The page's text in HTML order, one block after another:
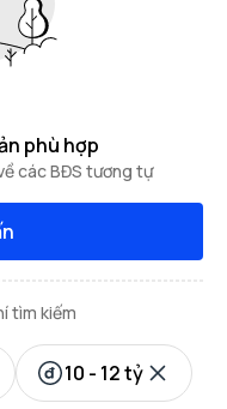
phù hợp
các BĐS tương tự
tìm kiếm
10 - 12 tỷ